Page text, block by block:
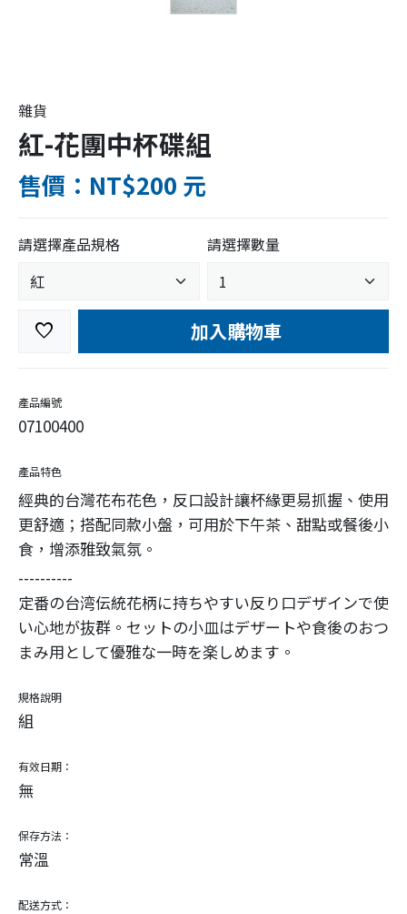
雜貨
紅-花團中杯碟組
售價：NT$200 元
請選擇產品規格 請選擇數量
favorite 加入購物車
產品編號
07100400
產品特色
經典的台灣花布花色，反口設計讓杯緣更易抓握、使用
更舒適；搭配同款小盤，可用於下午茶、甜點或餐後小
食，增添雅致氣氛。
----------
定番の台湾伝統花柄に持ちやすい反り口デザインで使
い心地が抜群。セットの小皿はデザートや食後のおつ
まみ用として優雅な一時を楽しめます。
規格說明
組
有效日期：
無
保存方法：
常溫
配送方式：